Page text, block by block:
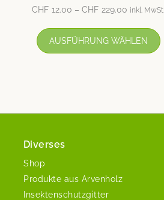
CHF 12.00 –CHF 229.00 inkl. MwSt.
AUSFÜHRUNG WÄHLEN
Diverses
Shop
Produkte aus Arvenholz
Insektenschutzgitter